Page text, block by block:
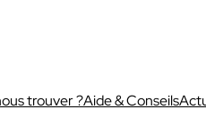
trouver ?Aide & Conseils